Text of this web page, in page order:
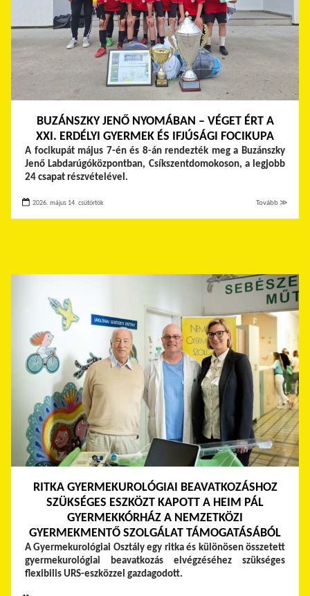
BUZÁNSZKY JENŐ NYOMÁBAN – VÉGET ÉRT A
XXI. ERDÉLYI GYERMEK ÉS IFJÚSÁGI FOCIKUPA
A focikupát május 7-én és 8-án rendezték meg a Buzánszky
Jenő Labdarúgóközpontban, Csíkszentdomokoson, a legjobb
24 csapat részvételével.
2026. május 14. csütörtök Tovább ≫
RITKA GYERMEKUROLÓGIAI BEAVATKOZÁSHOZ
SZÜKSÉGES ESZKÖZT KAPOTT A HEIM PÁL
GYERMEKKÓRHÁZ A NEMZETKÖZI
GYERMEKMENTŐ SZOLGÁLAT TÁMOGATÁSÁBÓL
A Gyermekurológiai Osztály egy ritka és különösen összetett
gyermekurológiai beavatkozás elvégzéséhez szükséges
flexibilis URS-eszközzel gazdagodott.